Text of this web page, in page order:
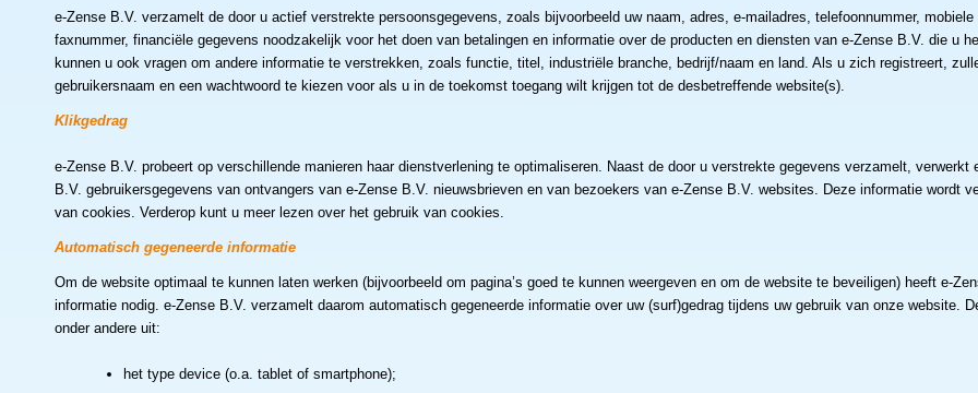
e-Zense B.V. verzamelt de door u actief verstrekte persoonsgegevens, zoals bijvoorbeeld uw naam, adres, e-mailadres, telefoonnummer, mobiele
faxnummer, financiële gegevens noodzakelijk voor het doen van betalingen en informatie over de producten en diensten van e-Zense B.V. die u
kunnen u ook vragen om andere informatie te verstrekken, zoals functie, titel, industriële branche, bedrijf/naam en land. Als u zich registreert,
gebruikersnaam en een wachtwoord te kiezen voor als u in de toekomst toegang wilt krijgen tot de desbetreffende website(s).
Klikgedrag
e-Zense B.V. probeert op verschillende manieren haar dienstverlening te optimaliseren. Naast de door u verstrekte gegevens verzamelt, verwerkt
B.V. gebruikersgegevens van ontvangers van e-Zense B.V. nieuwsbrieven en van bezoekers van e-Zense B.V. websites. Deze informatie wordt
van cookies. Verderop kunt u meer lezen over het gebruik van cookies.
Automatisch gegeneerde informatie
Om de website optimaal te kunnen laten werken (bijvoorbeeld om pagina’s goed te kunnen weergeven en om de website te beveiligen) heeft e-
informatie nodig. e-Zense B.V. verzamelt daarom automatisch gegeneerde informatie over uw (surf)gedrag tijdens uw gebruik van onze website.
onder andere uit:
het type device (o.a. tablet of smartphone);